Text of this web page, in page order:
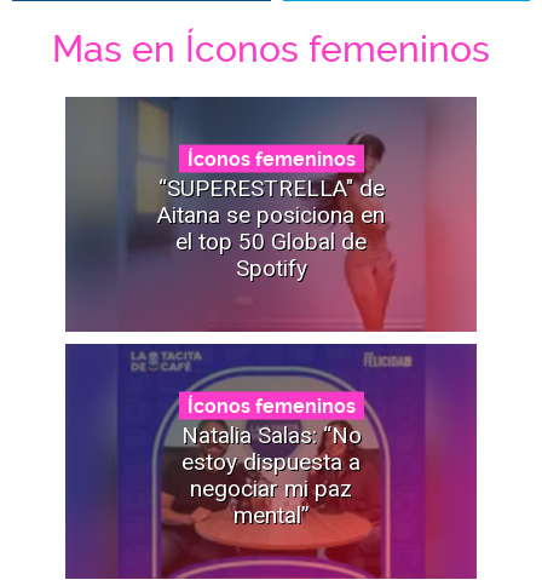
Mas en Íconos femeninos
Íconos femeninos
“SUPERESTRELLA" de
Aitana se posiciona en
el top 50 Global de
Spotify
Íconos femeninos
Natalia Salas: “No
estoy dispuesta a
negociar mi paz
mental”